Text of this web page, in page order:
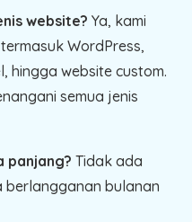
website? Ya, kami
WordPress,
hingga website custom.
semua jenis
panjang? Tidak ada
berlangganan bulanan